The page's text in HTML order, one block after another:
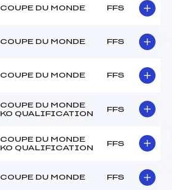
COUPE DU MONDE FFS
COUPE DU MONDE FFS
COUPE DU MONDE FFS
COUPE DU MONDE
KO QUALIFICATION
FFS
COUPE DU MONDE
KO QUALIFICATION
FFS
COUPE DU MONDE FFS